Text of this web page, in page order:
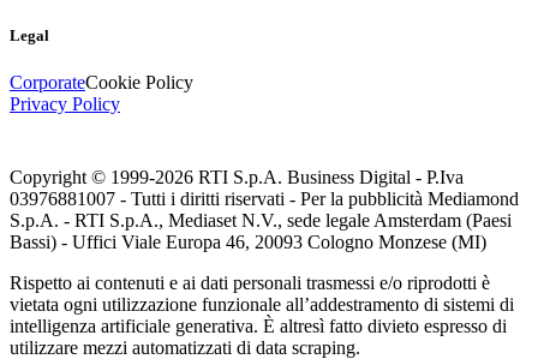
Legal
CorporateCookie Policy
Privacy Policy
Copyright © 1999-2026 RTI S.p.A. Business Digital - P.Iva
03976881007 - Tutti i diritti riservati - Per la pubblicità Mediamond
S.p.A. - RTI S.p.A., Mediaset N.V., sede legale Amsterdam (Paesi
Bassi) - Uffici Viale Europa 46, 20093 Cologno Monzese (MI)
Rispetto ai contenuti e ai dati personali trasmessi e/o riprodotti è
vietata ogni utilizzazione funzionale all’addestramento di sistemi di
intelligenza artificiale generativa. È altresì fatto divieto espresso di
utilizzare mezzi automatizzati di data scraping.